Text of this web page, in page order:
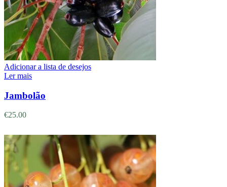
Adicionar a lista de desejos
Ler mais
Jambolão
€25.00